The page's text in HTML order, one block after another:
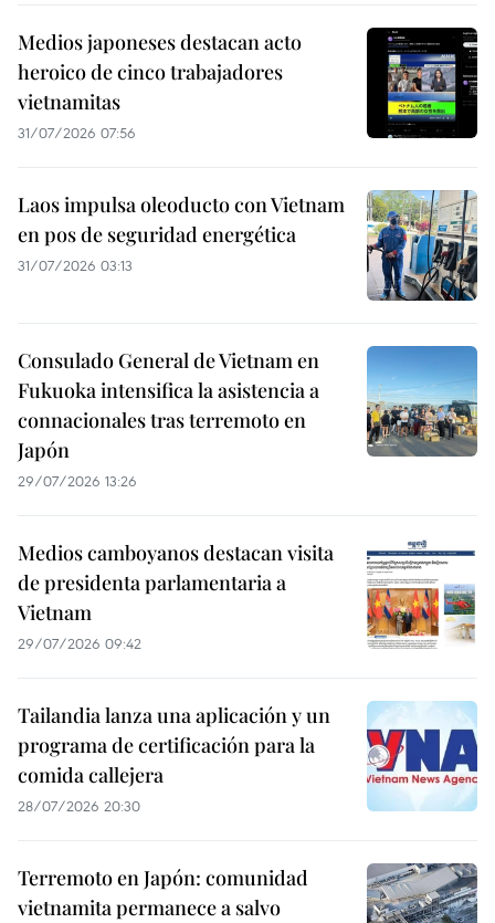
Medios japoneses destacan acto
heroico de cinco trabajadores
vietnamitas
31/07/2026 07:56
Laos impulsa oleoducto con Vietnam
en pos de seguridad energética
31/07/2026 03:13
Consulado General de Vietnam en
Fukuoka intensifica la asistencia a
connacionales tras terremoto en
Japón
29/07/2026 13:26
Medios camboyanos destacan visita
de presidenta parlamentaria a
Vietnam
29/07/2026 09:42
Tailandia lanza una aplicación y un
programa de certificación para la
comida callejera
28/07/2026 20:30
Terremoto en Japón: comunidad
vietnamita permanece a salvo